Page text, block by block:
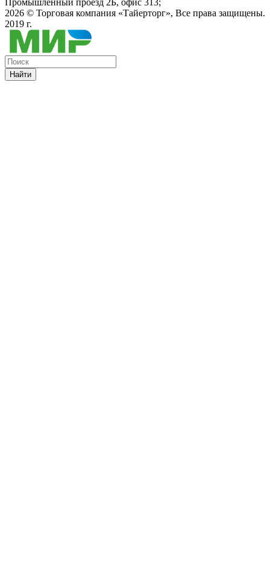
2026 © Торговая компания «Тайерторг», Все права защищены.
2019 г.
Найти